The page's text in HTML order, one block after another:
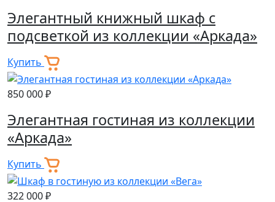
Элегантный книжный шкаф с
подсветкой из коллекции «Аркада»
Купить
850 000 ₽
Элегантная гостиная из коллекции
«Аркада»
Купить
322 000 ₽